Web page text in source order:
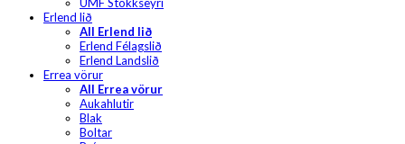
Erlend lið
All Erlend lið
Erlend Félagslið
Erlend Landslið
Errea vörur
All Errea vörur
Aukahlutir
Blak
Boltar